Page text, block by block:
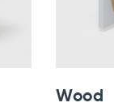
Wood